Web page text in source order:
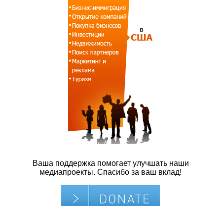
Ваша поддержка помогает улучшать наши
медиапроекты. Спасибо за ваш вклад!